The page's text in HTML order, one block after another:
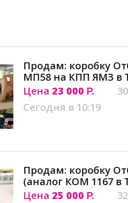
Продам: коробку
МП58 на КПП ЯМЗ в
Цена 23 000 Р.
Сегодня в 10:19
Продам: коробку
(аналог КОМ 1167 в
Цена 25 000 Р.